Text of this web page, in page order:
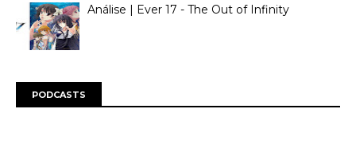
Análise | Ever 17 - The Out of Infinity
PODCASTS